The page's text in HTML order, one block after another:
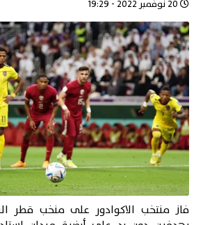
فاز منتخب الاكوادور على منخب قطر